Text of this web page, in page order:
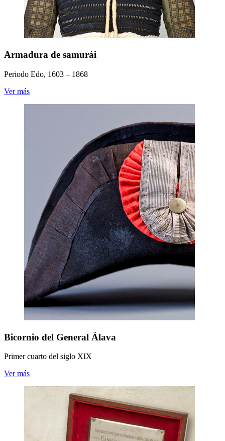
Armadura de samurái
Periodo Edo, 1603 – 1868
Ver más
Bicornio del General Álava
Primer cuarto del siglo XIX
Ver más